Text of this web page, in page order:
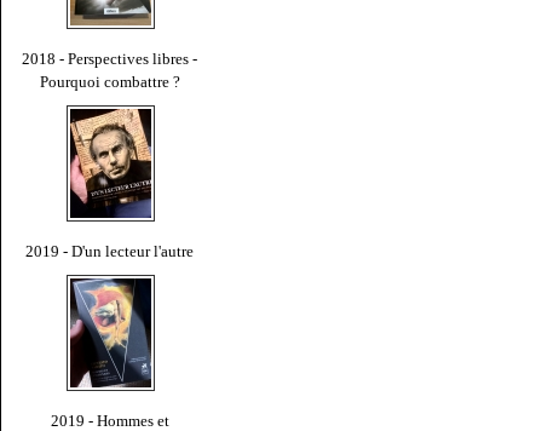
2018 - Perspectives libres -
Pourquoi combattre ?
2019 - D'un lecteur l'autre
2019 - Hommes et